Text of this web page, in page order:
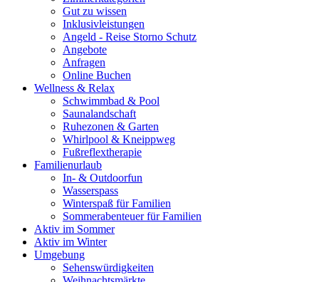
Gut zu wissen
Inklusivleistungen
Angeld - Reise Storno Schutz
Angebote
Anfragen
Online Buchen
Wellness & Relax
Schwimmbad & Pool
Saunalandschaft
Ruhezonen & Garten
Whirlpool & Kneippweg
Fußreflextherapie
Familienurlaub
In- & Outdoorfun
Wasserspass
Winterspaß für Familien
Sommerabenteuer für Familien
Aktiv im Sommer
Aktiv im Winter
Umgebung
Sehenswürdigkeiten